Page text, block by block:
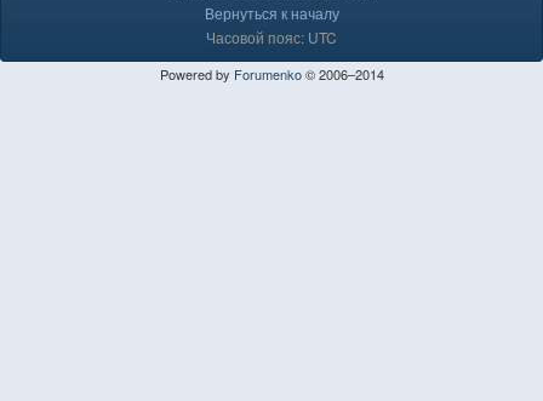
Вернуться к началу
Часовой пояс: UTC
Powered by Forumenko© 2006–2014